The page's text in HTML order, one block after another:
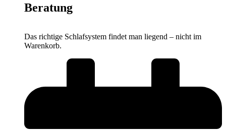
Beratung
Das richtige Schlafsystem findet man liegend – nicht im
Warenkorb.